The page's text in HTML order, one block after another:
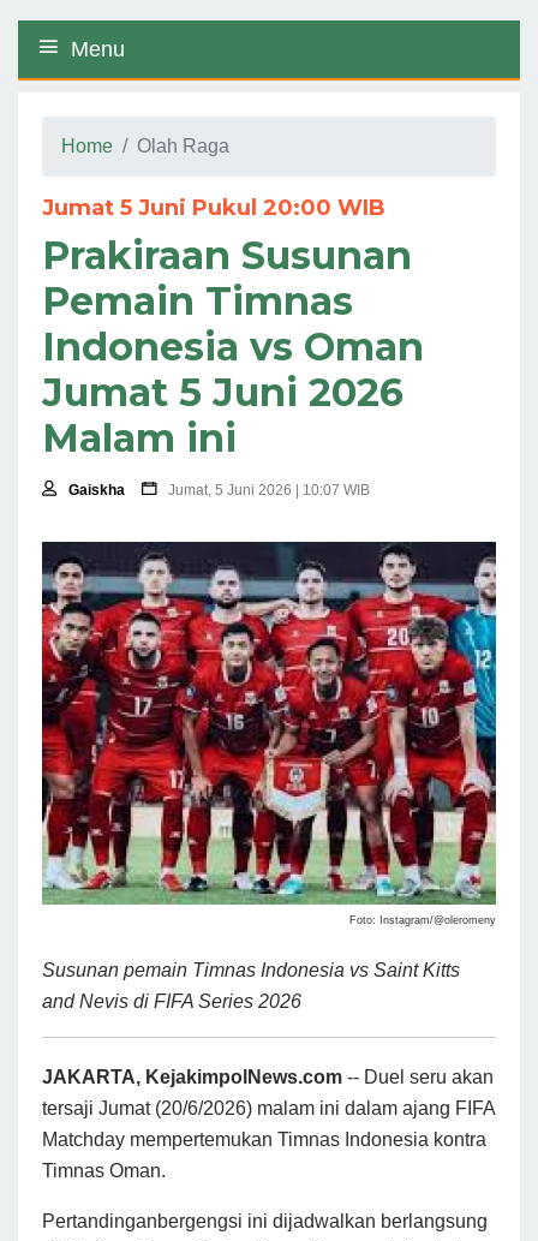
Menu
Home Olah Raga
Jumat 5 Juni Pukul 20:00 WIB
Prakiraan Susunan
Pemain Timnas
Indonesia vs Oman
Jumat 5 Juni 2026
Malam ini
Gaiskha Jumat, 5 Juni 2026 | 10:07 WIB
Foto: Instagram/@oleromeny
Susunan pemain Timnas Indonesia vs Saint Kitts
and Nevis di FIFA Series 2026
JAKARTA, KejakimpolNews.com -- Duel seru akan
tersaji Jumat (20/6/2026) malam ini dalam ajang FIFA
Matchday mempertemukan Timnas Indonesia kontra
Timnas Oman.
Pertandinganbergengsi ini dijadwalkan berlangsung